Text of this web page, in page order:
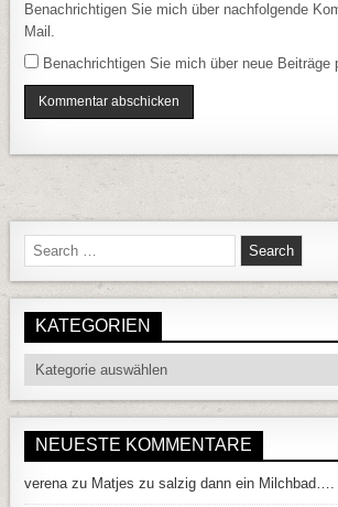
Benachrichtigen Sie mich über nachfolgende
Mail.
Benachrichtigen Sie mich über neue Beiträge
Search for:
KATEGORIEN
Kategorien
NEUESTE KOMMENTARE
verenazu Matjes zu salzig dann ein Milchbad….